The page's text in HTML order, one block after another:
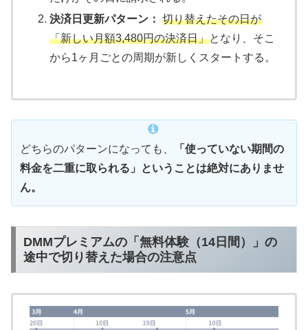
決済日更新パターン： 切り替えたその日が
「新しい月額3,480円の決済日」となり、そこ
から1ヶ月ごとの周期が新しくスタートする。
どちらのパターンになっても、
「使っていない期間の
料金を二重に取られる」ということは絶対にありませ
ん。
DMMプレミアムの「無料体験（14日間）」の
途中で切り替えた場合の注意点